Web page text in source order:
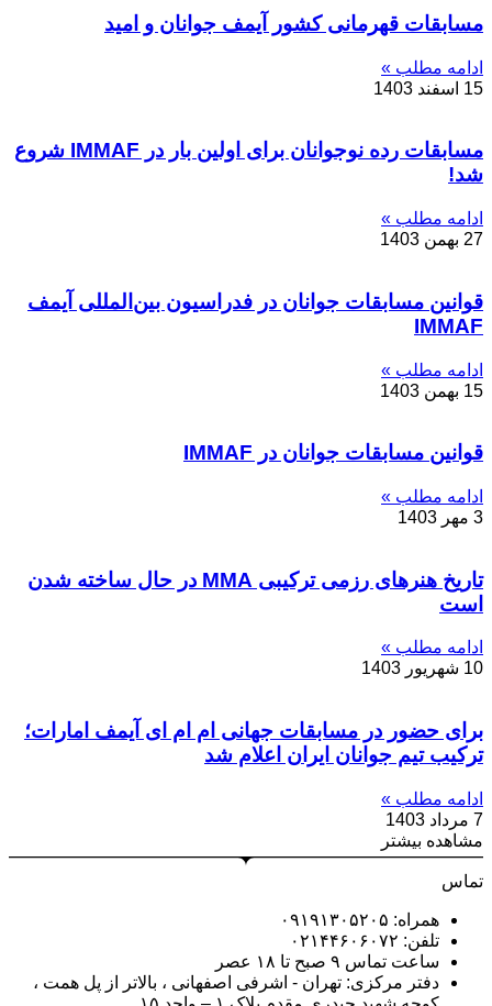
مسابقات قهرمانی کشور آیمف جوانان و امید
ادامه مطلب »
15 اسفند 1403
مسابقات رده نوجوانان برای اولین بار در IMMAF شروع
شد!
ادامه مطلب »
27 بهمن 1403
قوانین مسابقات جوانان در فدراسیون بین‌المللی آیمف
IMMAF
ادامه مطلب »
15 بهمن 1403
قوانین مسابقات جوانان در IMMAF
ادامه مطلب »
3 مهر 1403
تاریخ‌ هنرهای رزمی ترکیبی MMA در حال ساخته شدن
است
ادامه مطلب »
10 شهریور 1403
برای حضور در مسابقات جهانی ام ام ای‌ آیمف امارات؛
ترکیب تیم جوانان ایران اعلام شد
ادامه مطلب »
7 مرداد 1403
مشاهده بیشتر
تماس
همراه: ۰۹۱۹۱۳۰۵۲۰۵
تلفن: ۰۲۱۴۴۶۰۶۰۷۲
ساعت تماس ۹ صبح تا ۱۸ عصر
دفتر مرکزی: تهران - اشرفی اصفهانی ، بالاتر از پل همت ،